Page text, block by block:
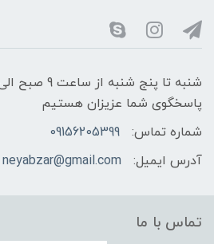
پاسخگوی شما عزیزان هستیم
شماره تماس:
09156205399
آدرس ایمیل:
neyabzar@gmail.com
تماس با ما